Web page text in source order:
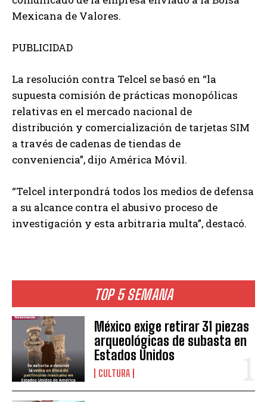
TOP 5 SEMANA
México exige retirar 31 piezas
arqueológicas de subasta en
Estados Unidos
CULTURA
Mexicana de Valores.
PUBLICIDAD
La resolución contra Telcel se basó en “la
supuesta comisión de prácticas monopólicas
relativas en el mercado nacional de
distribución y comercialización de tarjetas SIM
a través de cadenas de tiendas de
conveniencia”, dijo América Móvil.
“Telcel interpondrá todos los medios de defensa
a su alcance contra el abusivo proceso de
investigación y esta arbitraria multa”, destacó.